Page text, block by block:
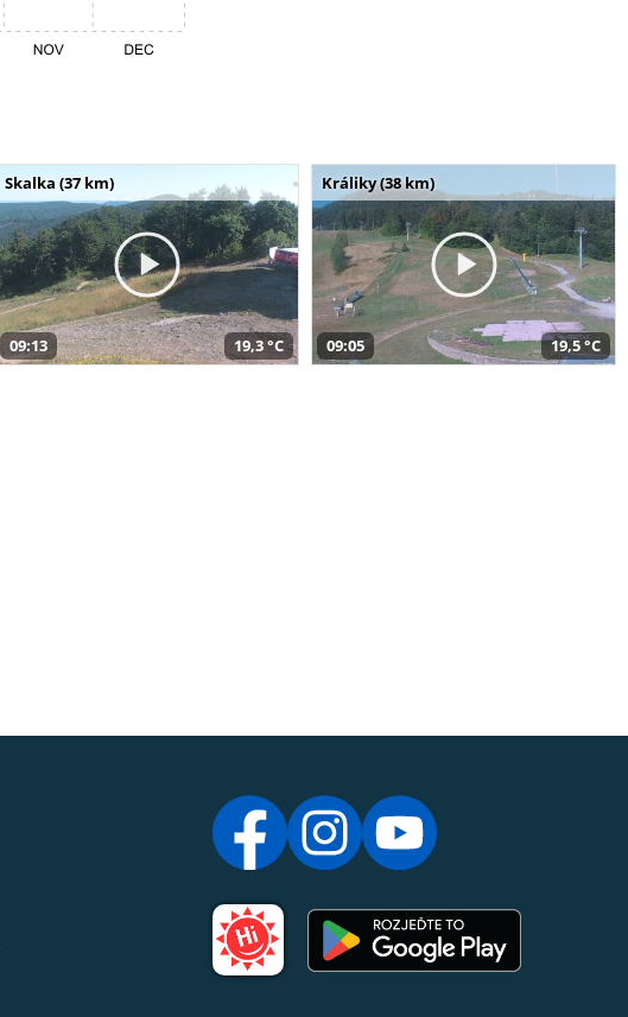
Skalka (37 km)
09:13 19,3 °C
Králiky (38 km)
09:05 19,5 °C